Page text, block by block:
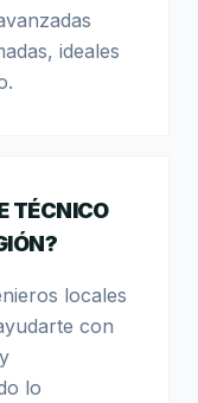
ideales
TÉCNICO
locales
con
lo